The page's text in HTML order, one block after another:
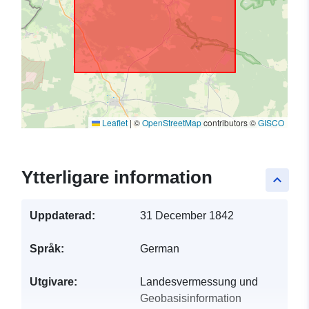
Leaflet | ©OpenStreetMapcontributors ©GISCO
keyboard_arrow_up
Ytterligare information
Uppdaterad: 31 December 1842
Språk: German
Utgivare:
Landesvermessung und
Geobasisinformation